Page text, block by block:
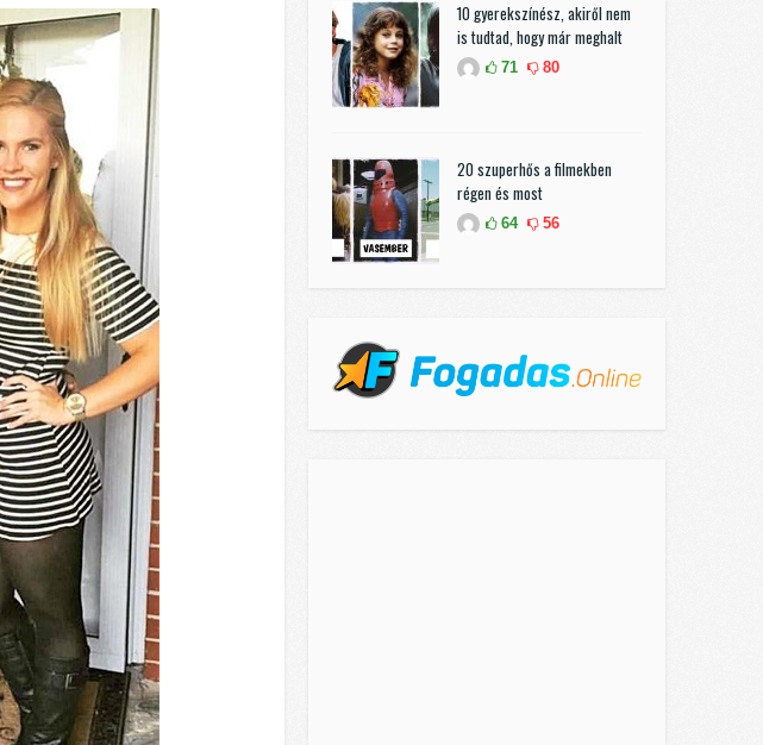
10 gyerekszínész, akiről nem
is tudtad, hogy már meghalt
71 80
20 szuperhős a filmekben
régen és most
64 56